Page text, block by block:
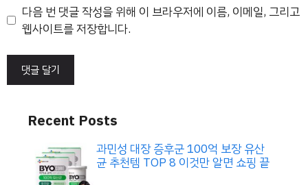
트
다음 번 댓글 작성을 위해 이 브라우저에 이름, 이메일, 그리고
웹사이트를 저장합니다.
Recent Posts
과민성 대장 증후군 100억 보장 유산
균 추천템 TOP 8 이것만 알면 쇼핑 끝